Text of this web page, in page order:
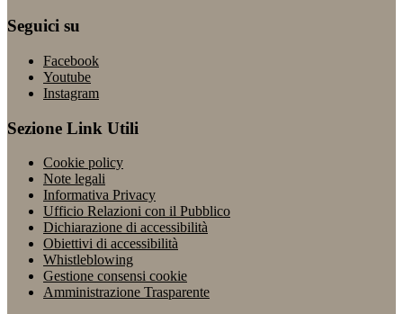
Seguici su
Facebook
Youtube
Instagram
Sezione Link Utili
Cookie policy
Note legali
Informativa Privacy
Ufficio Relazioni con il Pubblico
Dichiarazione di accessibilità
Obiettivi di accessibilità
Whistleblowing
Gestione consensi cookie
Amministrazione Trasparente